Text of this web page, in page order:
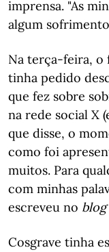
imprensa. "As
algum
Na terça-feira, o
tinha pedido
que fez sobre
na rede social X
que disse, o
como foi
muitos. Para
com minhas
escreveu no blog
Cosgrave tinha